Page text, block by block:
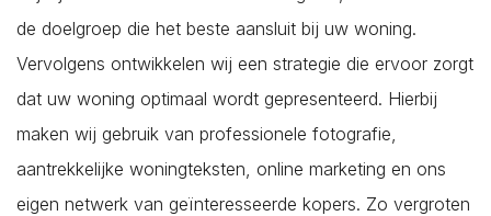
de doelgroep die het beste aansluit bij uw woning.
Vervolgens ontwikkelen wij een strategie die ervoor zorgt
dat uw woning optimaal wordt gepresenteerd. Hierbij
maken wij gebruik van professionele fotografie,
aantrekkelijke woningteksten, online marketing en ons
eigen netwerk van geïnteresseerde kopers. Zo vergroten